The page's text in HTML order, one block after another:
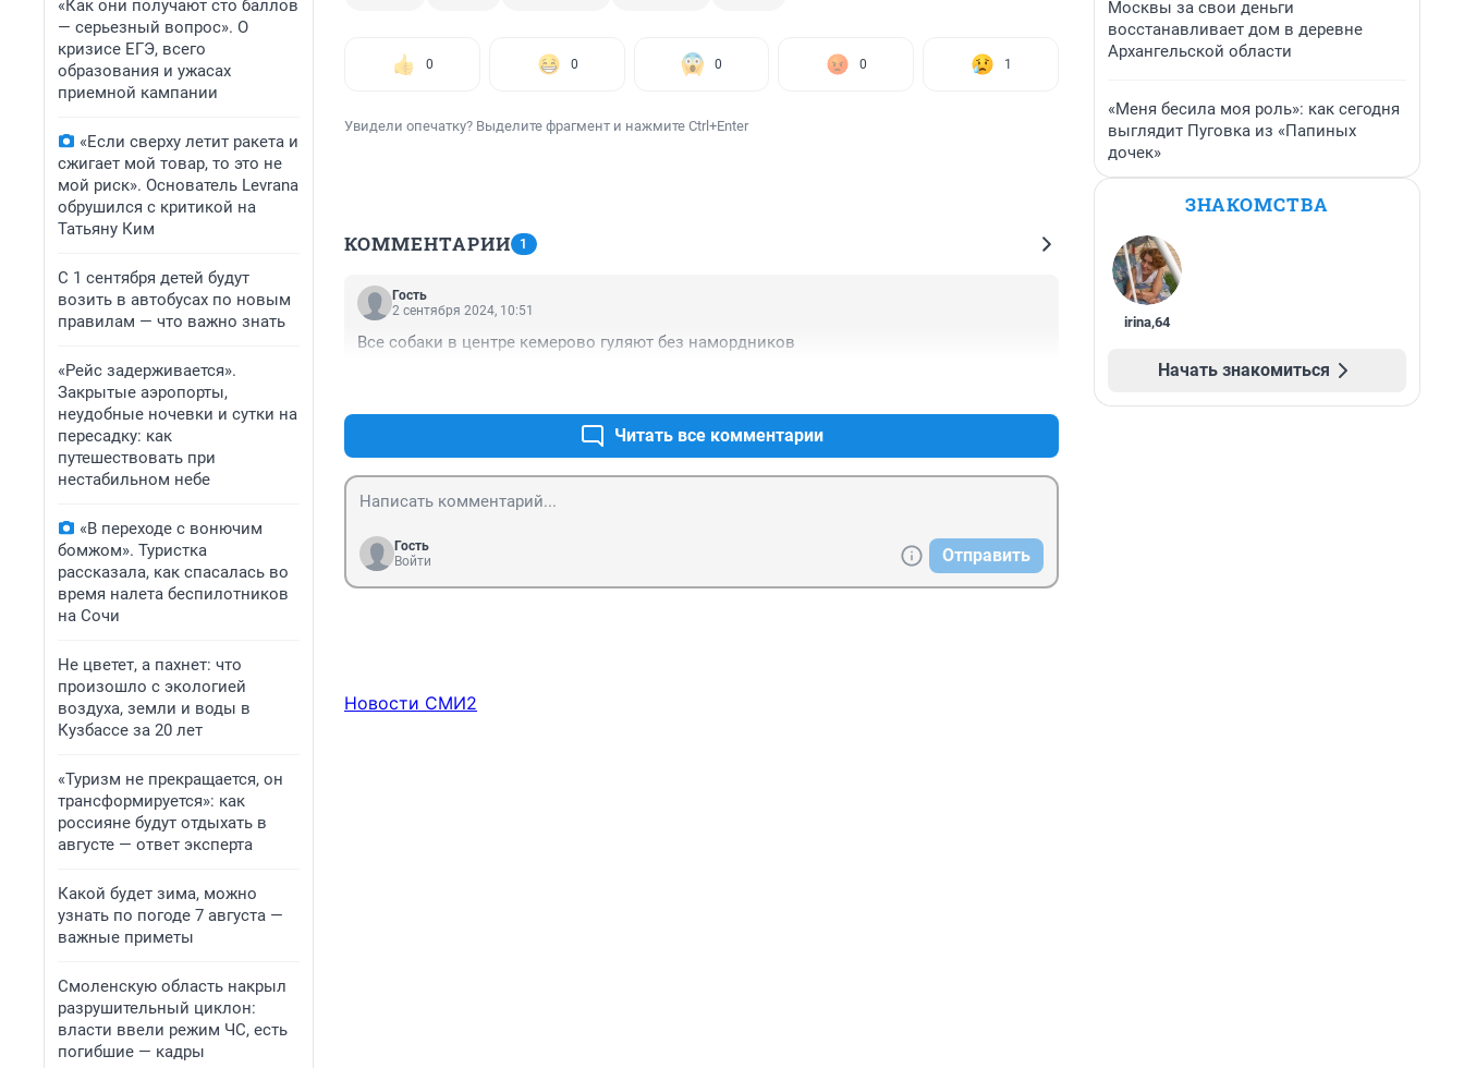
«Как они получают сто баллов
— серьезный вопрос». О
кризисе ЕГЭ, всего
образования и ужасах
приемной кампании
«Если сверху летит ракета и
сжигает мой товар, то это не
мой риск». Основатель Levrana
обрушился с критикой на
Татьяну Ким
С 1 сентября детей будут
возить в автобусах по новым
правилам — что важно знать
«Рейс задерживается».
Закрытые аэропорты,
неудобные ночевки и сутки на
пересадку: как
путешествовать при
нестабильном небе
«В переходе с вонючим
бомжом». Туристка
рассказала, как спасалась во
время налета беспилотников
на Сочи
Не цветет, а пахнет: что
произошло с экологией
воздуха, земли и воды в
Кузбассе за 20 лет
«Туризм не прекращается, он
трансформируется»: как
россияне будут отдыхать в
августе — ответ эксперта
Какой будет зима, можно
узнать по погоде 7 августа —
важные приметы
Смоленскую область накрыл
разрушительный циклон:
власти ввели режим ЧС, есть
погибшие — кадры
0 0 0 0 1
Увидели опечатку? Выделите фрагмент и нажмите Ctrl+Enter
КОММЕНТАРИИ 1
Гость
2 сентября 2024, 10:51
Все собаки в центре кемерово гуляют без намордников
Читать все комментарии
Гость
Войти
Отправить
Новости СМИ2
Москвы за свои деньги
восстанавливает дом в деревне
Архангельской области
«Меня бесила моя роль»: как сегодня
выглядит Пуговка из «Папиных
дочек»
ЗНАКОМСТВА
irina,64
Начать знакомиться